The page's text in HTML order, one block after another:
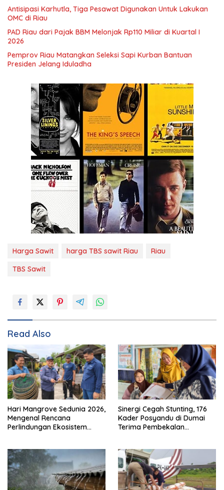
Antisipasi Karhutla, Tiga Pesawat Digunakan Untuk Lakukan
OMC di Riau
PAD Riau dari Pajak BBM Melonjak Rp110 Miliar di Kuartal I
2026
Pemprov Riau Matangkan Seleksi Sapi Kurban Bantuan
Presiden Jelang Iduladha
Harga Sawit harga TBS sawit Riau
Riau
TBS Sawit
Read Also
Hari Mangrove Sedunia 2026,
Mengenal Rencana
Perlindungan Ekosistem
Sinergi Cegah Stunting, 176
Kader Posyandu di Dumai
Terima Pembekalan